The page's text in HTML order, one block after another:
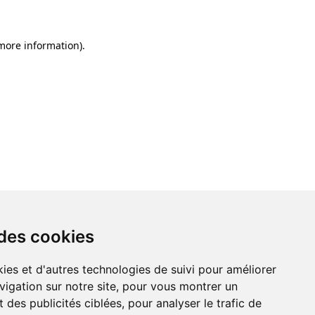
cookies
et d'autres technologies de suivi pour améliorer
sur notre site, pour vous montrer un
des publicités ciblées, pour analyser le trafic de
information).